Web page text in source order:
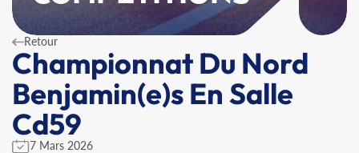
Retour
Championnat Du Nord
Benjamin(e)s En Salle
Cd59
7 Mars 2026